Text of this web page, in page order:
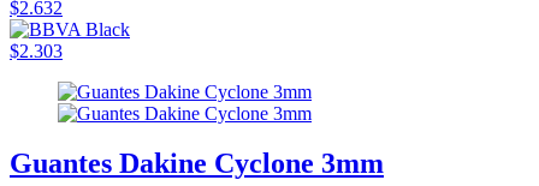
$2.632
$2.303
Guantes Dakine Cyclone 3mm